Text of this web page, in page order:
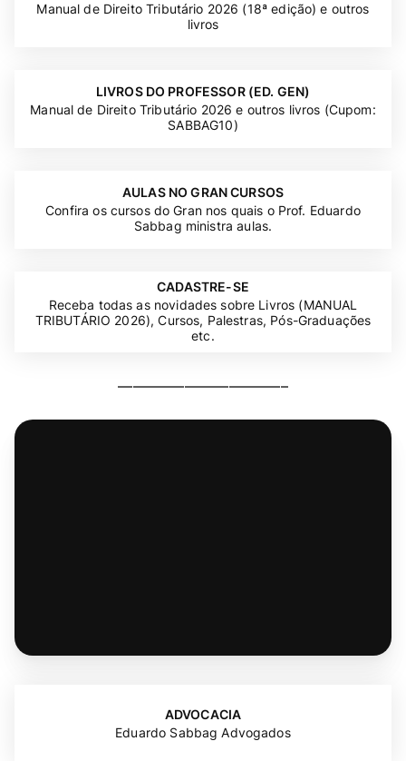
Manual de Direito Tributário 2026 (18ª edição) e outros
livros
LIVROS DO PROFESSOR (ED. GEN)
Manual de Direito Tributário 2026 e outros livros (Cupom:
SABBAG10)
AULAS NO GRAN CURSOS
Confira os cursos do Gran nos quais o Prof. Eduardo
Sabbag ministra aulas.
CADASTRE-SE
Receba todas as novidades sobre Livros (MANUAL
TRIBUTÁRIO 2026), Cursos, Palestras, Pós-Graduações
etc.
–––––––––––––––––––––––
ADVOCACIA
Eduardo Sabbag Advogados